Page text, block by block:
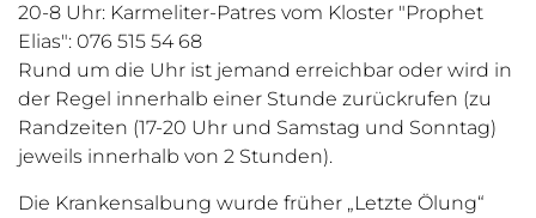
20-8 Uhr: Karmeliter-Patres vom Kloster "Prophet
Elias": 076 515 54 68
Rund um die Uhr ist jemand erreichbar oder wird in
der Regel innerhalb einer Stunde zurückrufen (zu
Randzeiten (17-20 Uhr und Samstag und Sonntag)
jeweils innerhalb von 2 Stunden).
Die Krankensalbung wurde früher „Letzte Ölung“